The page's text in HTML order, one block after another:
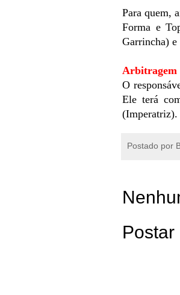
Para quem,
Forma e
Garrincha) e
Arbitragem
O
Ele terá
(Imperatriz).
Postado por